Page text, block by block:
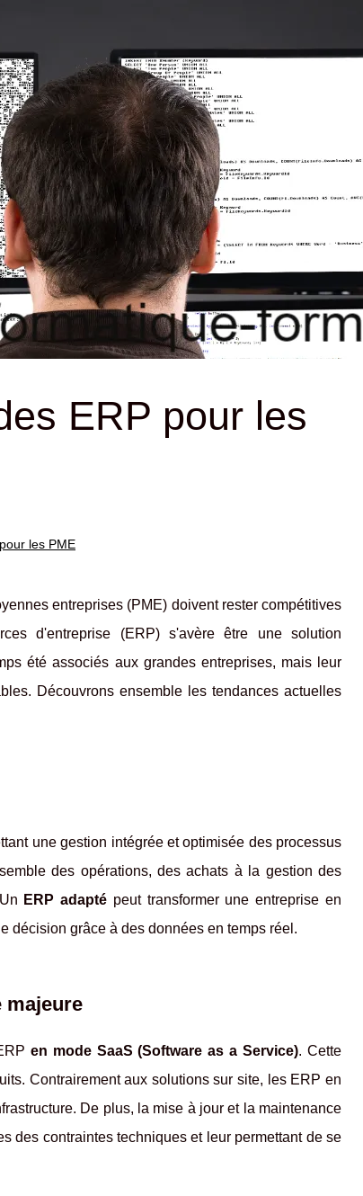
ERP pour les
les PME
entreprises (PME) doivent rester compétitives
d'entreprise (ERP) s'avère être une solution
été associés aux grandes entreprises, mais leur
Découvrons ensemble les tendances actuelles
une gestion intégrée et optimisée des processus
des opérations, des achats à la gestion des
ERP adapté peut transformer une entreprise en
décision grâce à des données en temps réel.
majeure
en mode SaaS (Software as a Service). Cette
Contrairement aux solutions sur site, les ERP en
De plus, la mise à jour et la maintenance
des contraintes techniques et leur permettant de se